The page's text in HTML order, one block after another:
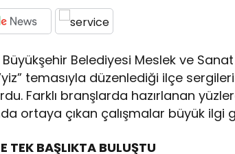
Belediyesi Meslek ve Sanat
temasıyla düzenlediği ilçe
Farklı branşlarda hazırlanan
ortaya çıkan çalışmalar büyük ilgi
TEK BAŞLIKTA BULUŞTU